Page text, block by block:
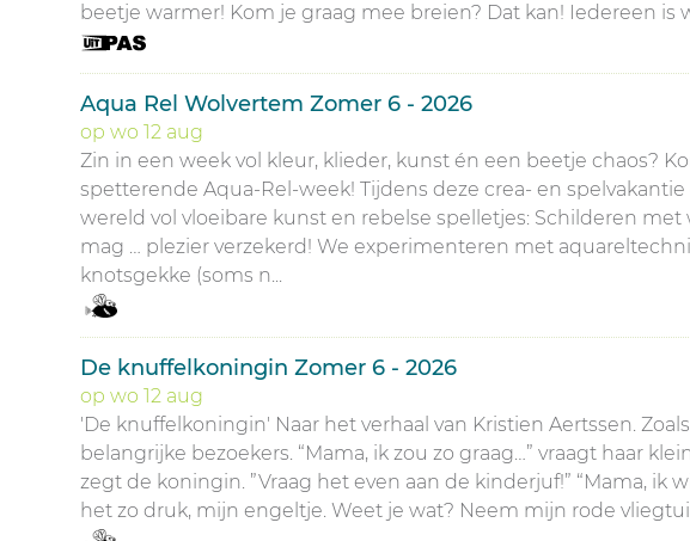
beetje warmer! Kom je graag mee breien? Dat kan! Iedereen is
Aqua Rel Wolvertem Zomer 6 - 2026
op wo 12 aug
Zin in een week vol kleur, klieder, kunst én een beetje chaos?
spetterende Aqua-Rel-week! Tijdens deze crea- en
wereld vol vloeibare kunst en rebelse spelletjes: Schilderen
mag … plezier verzekerd! We experimenteren met
knotsgekke (soms n...
De knuffelkoningin Zomer 6 - 2026
op wo 12 aug
'De knuffelkoningin' Naar het verhaal van Kristien Aertssen.
belangrijke bezoekers. “Mama, ik zou zo graag…” vraagt haar
zegt de koningin. ”Vraag het even aan de kinderjuf!” “Mama, ik
het zo druk, mijn engeltje. Weet je wat? Neem mijn rode